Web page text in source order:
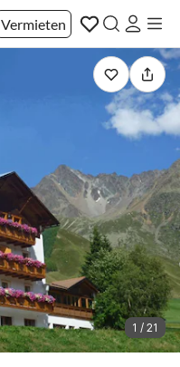
Vermieten
1 / 21